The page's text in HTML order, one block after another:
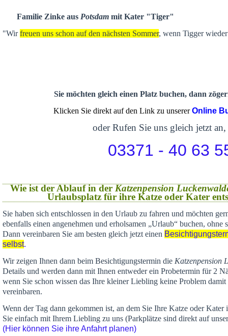
Familie Zinke aus Potsdam mit Kater "Tiger"
"Wirfreuen uns schon auf den nächsten Sommer, wenn Tigger
Sie möchten gleich einen Platz buchen, dann
Klicken Sie direkt auf den Link zu unsererOnline
oder Rufen Sie uns gleich jetzt an,
03371 - 40 63
Wie ist der Ablauf in der Katzenpension
Urlaubsplatz für ihre Katze oder Kater
Sie haben sich entschlossen in den Urlaub zu fahren und möchten
ebenfalls einen angenehmen und erholsamen „Urlaub“ buchen, ohne
Dann vereinbaren Sie am besten gleich jetzt einen
selbst.
Wir zeigen Ihnen dann beim Besichtigungstermin die Katzenpension
Details und werden dann mit Ihnen entweder ein Probetermin für 2
wenn Sie schon wissen das Ihre kleiner Liebling keine Problem
vereinbaren.
Wenn der Tag dann gekommen ist, an dem Sie Ihre Katze oder
Sie einfach mit Ihrem Liebling zu uns (Parkplätze sind direkt auf
(Hier können Sie ihre Anfahrt planen)